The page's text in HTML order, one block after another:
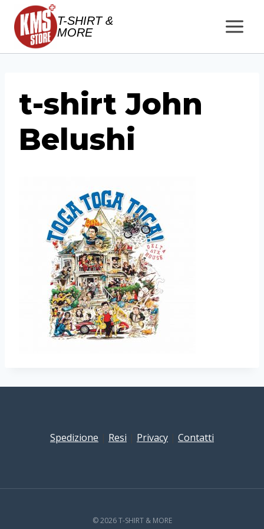
Salta
contenuto
T-SHIRT &
MORE
t-shirt John
Belushi
Spedizione Resi Privacy Contatti
© 2026 T-SHIRT & MORE